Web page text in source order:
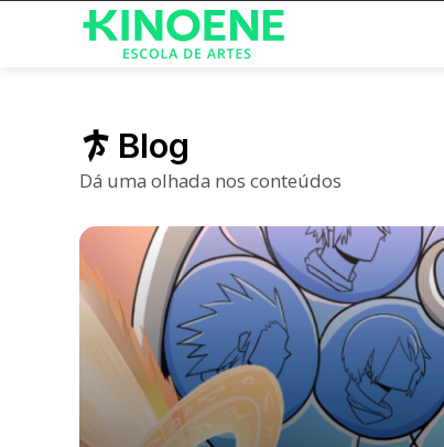
Blog
Dá uma olhada nos conteúdos